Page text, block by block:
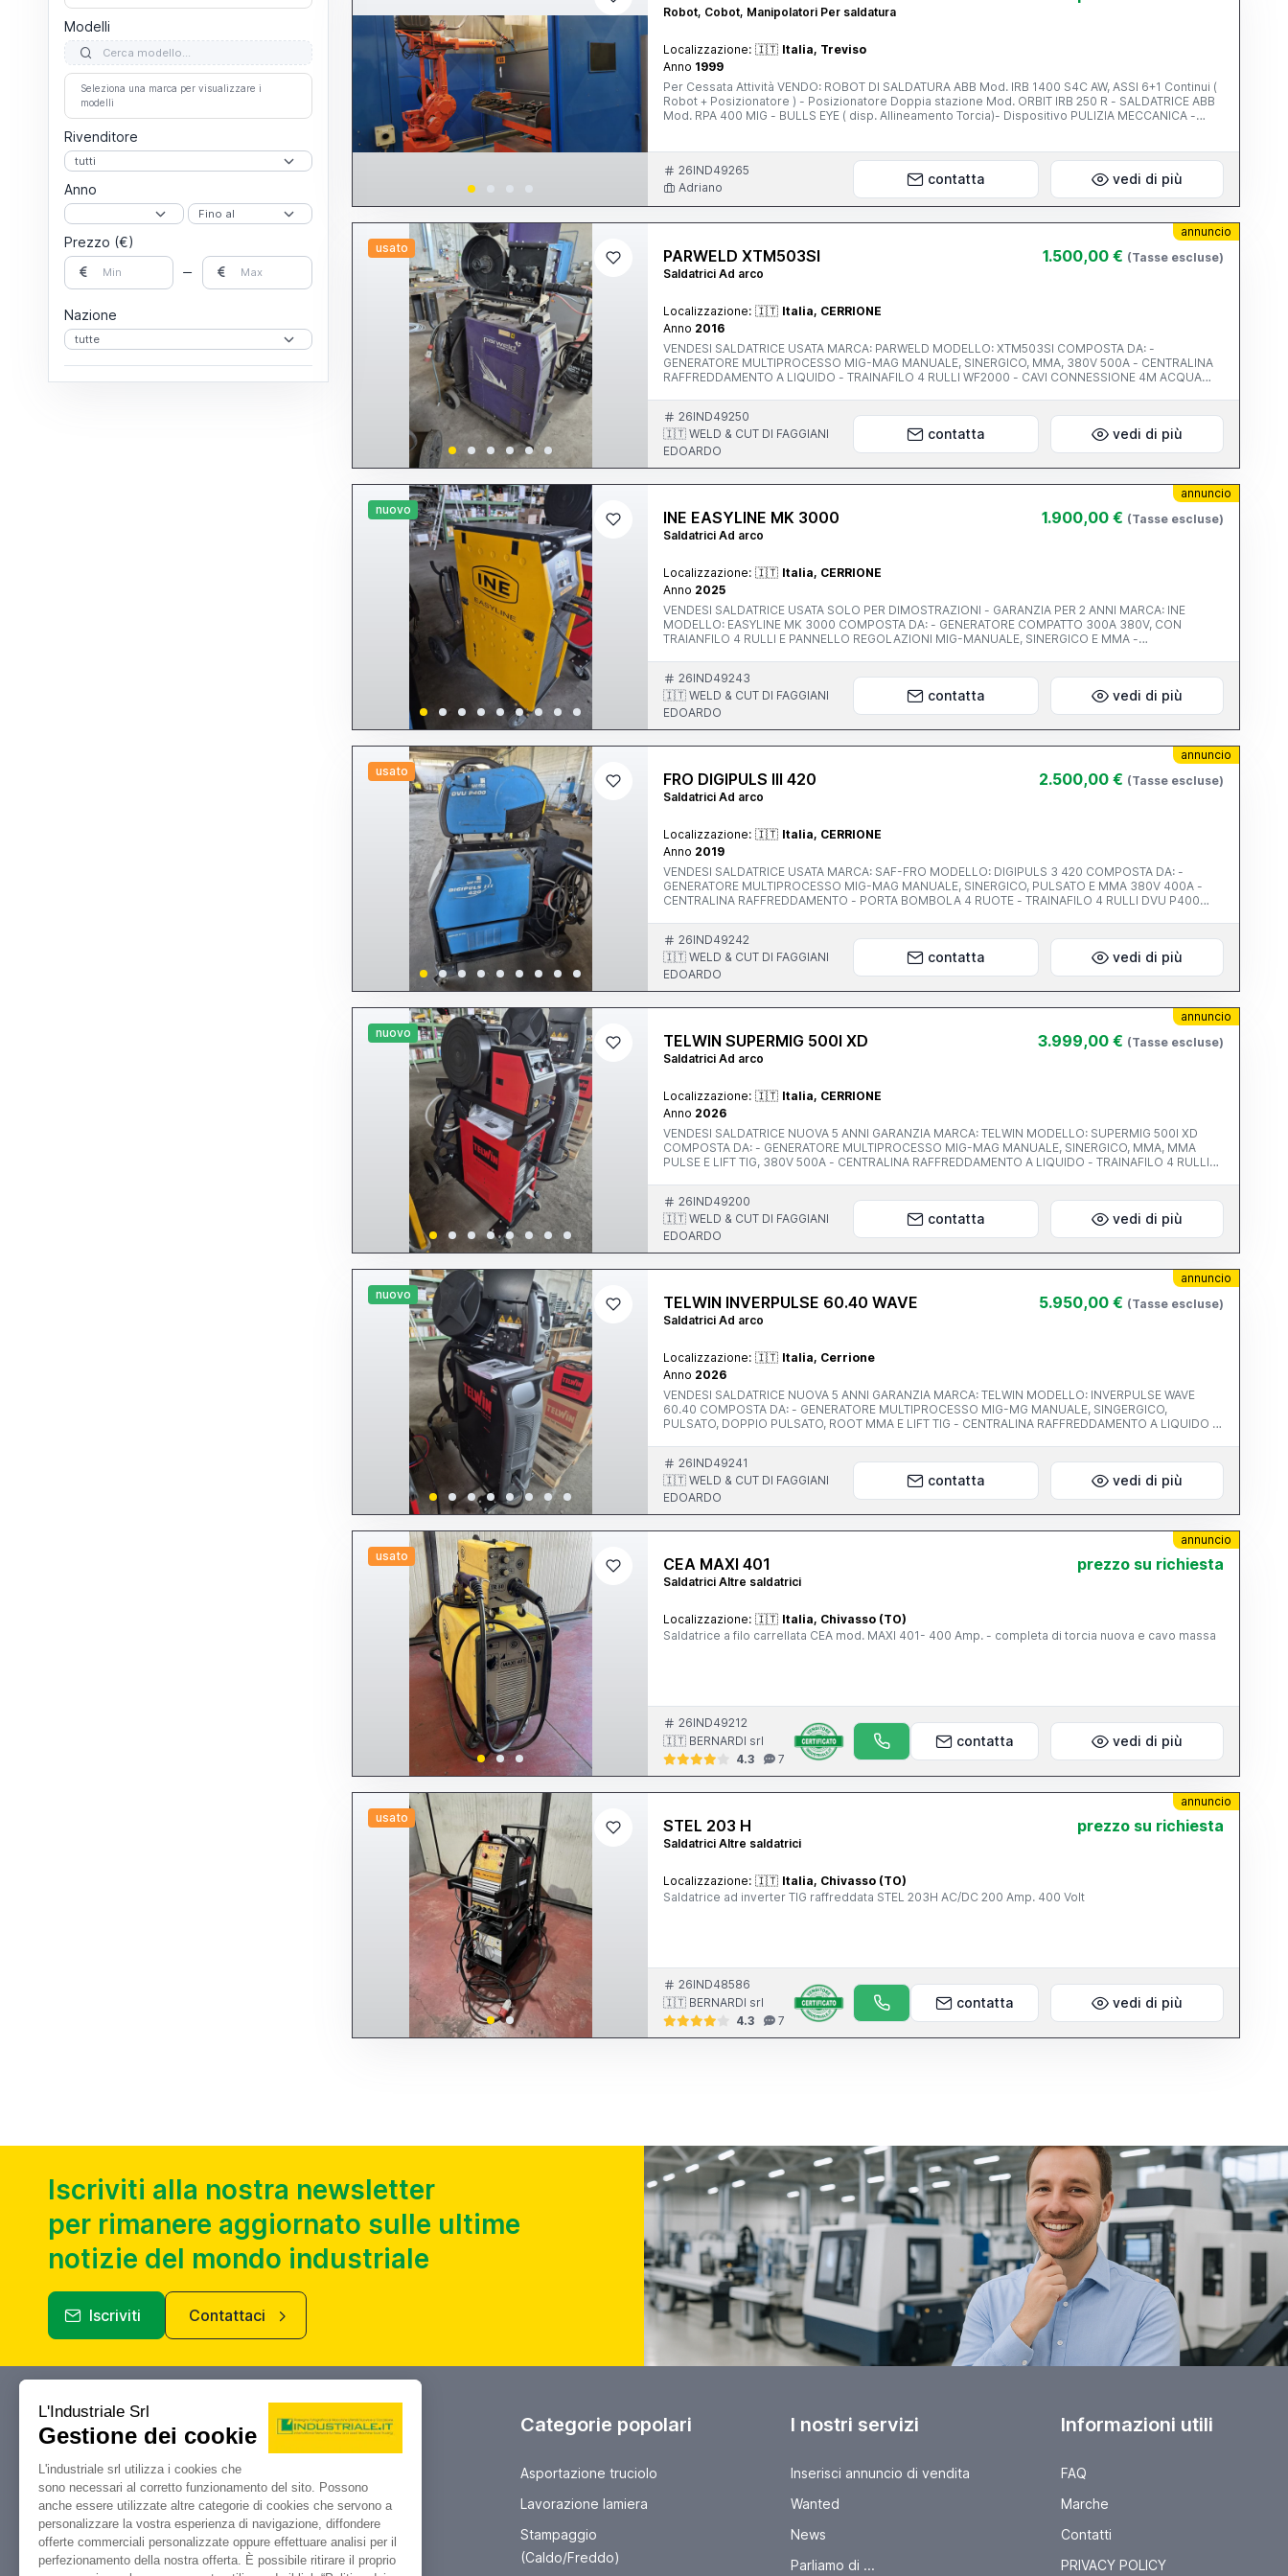
Modelli
Seleziona una marca per visualizzare i
modelli
Rivenditore
Anno
Prezzo (€)
Nazione
Robot, Cobot, Manipolatori Per saldatura
Localizzazione: 🇮🇹 Italia, Treviso
Anno 1999
Per Cessata Attività VENDO: ROBOT DI SALDATURA ABB Mod. IRB 1400 S4C AW, ASSI 6+1 Continui (
Robot + Posizionatore ) - Posizionatore Doppia stazione Mod. ORBIT IRB 250 R - SALDATRICE ABB
Mod. RPA 400 MIG - BULLS EYE ( disp. Allineamento Torcia)- Dispositivo PULIZIA MECCANICA -
26IND49265
Adriano
contatta vedi di più
usato
annuncio
PARWELD XTM503SI
Saldatrici Ad arco
1.500,00 € (Tasse escluse)
Localizzazione: 🇮🇹 Italia, CERRIONE
Anno 2016
VENDESI SALDATRICE USATA MARCA: PARWELD MODELLO: XTM503SI COMPOSTA DA: -
GENERATORE MULTIPROCESSO MIG-MAG MANUALE, SINERGICO, MMA, 380V 500A - CENTRALINA
RAFFREDDAMENTO A LIQUIDO - TRAINAFILO 4 RULLI WF2000 - CAVI CONNESSIONE 4M ACQUA
26IND49250
🇮🇹 WELD & CUT DI FAGGIANI
EDOARDO
contatta vedi di più
nuovo
annuncio
INE EASYLINE MK 3000
Saldatrici Ad arco
1.900,00 € (Tasse escluse)
Localizzazione: 🇮🇹 Italia, CERRIONE
Anno 2025
VENDESI SALDATRICE USATA SOLO PER DIMOSTRAZIONI - GARANZIA PER 2 ANNI MARCA: INE
MODELLO: EASYLINE MK 3000 COMPOSTA DA: - GENERATORE COMPATTO 300A 380V, CON
TRAIANFILO 4 RULLI E PANNELLO REGOLAZIONI MIG-MANUALE, SINERGICO E MMA -
26IND49243
🇮🇹 WELD & CUT DI FAGGIANI
EDOARDO
contatta vedi di più
usato
annuncio
FRO DIGIPULS III 420
Saldatrici Ad arco
2.500,00 € (Tasse escluse)
Localizzazione: 🇮🇹 Italia, CERRIONE
Anno 2019
VENDESI SALDATRICE USATA MARCA: SAF-FRO MODELLO: DIGIPULS 3 420 COMPOSTA DA: -
GENERATORE MULTIPROCESSO MIG-MAG MANUALE, SINERGICO, PULSATO E MMA 380V 400A -
CENTRALINA RAFFREDDAMENTO - PORTA BOMBOLA 4 RUOTE - TRAINAFILO 4 RULLI DVU P400
26IND49242
🇮🇹 WELD & CUT DI FAGGIANI
EDOARDO
contatta vedi di più
nuovo
annuncio
TELWIN SUPERMIG 500I XD
Saldatrici Ad arco
3.999,00 € (Tasse escluse)
Localizzazione: 🇮🇹 Italia, CERRIONE
Anno 2026
VENDESI SALDATRICE NUOVA 5 ANNI GARANZIA MARCA: TELWIN MODELLO: SUPERMIG 500I XD
COMPOSTA DA: - GENERATORE MULTIPROCESSO MIG-MAG MANUALE, SINERGICO, MMA, MMA
PULSE E LIFT TIG, 380V 500A - CENTRALINA RAFFREDDAMENTO A LIQUIDO - TRAINAFILO 4 RULLI
26IND49200
🇮🇹 WELD & CUT DI FAGGIANI
EDOARDO
contatta vedi di più
nuovo
annuncio
TELWIN INVERPULSE 60.40 WAVE
Saldatrici Ad arco
5.950,00 € (Tasse escluse)
Localizzazione: 🇮🇹 Italia, Cerrione
Anno 2026
VENDESI SALDATRICE NUOVA 5 ANNI GARANZIA MARCA: TELWIN MODELLO: INVERPULSE WAVE
60.40 COMPOSTA DA: - GENERATORE MULTIPROCESSO MIG-MG MANUALE, SINGERGICO,
PULSATO, DOPPIO PULSATO, ROOT MMA E LIFT TIG - CENTRALINA RAFFREDDAMENTO A LIQUIDO -
4M D.70 - RIDUTTORE CON OROLOGI HARRIS
26IND49241
🇮🇹 WELD & CUT DI FAGGIANI
EDOARDO
contatta vedi di più
usato
annuncio
CEA MAXI 401
Saldatrici Altre saldatrici
prezzo su richiesta
Localizzazione: 🇮🇹 Italia, Chivasso (TO)
Saldatrice a filo carrellata CEA mod. MAXI 401- 400 Amp. - completa di torcia nuova e cavo massa
26IND49212
🇮🇹 BERNARDI srl
4.3
7
contatta vedi di più
usato
annuncio
STEL 203 H
Saldatrici Altre saldatrici
prezzo su richiesta
Localizzazione: 🇮🇹 Italia, Chivasso (TO)
Saldatrice ad inverter TIG raffreddata STEL 203H AC/DC 200 Amp. 400 Volt
26IND48586
🇮🇹 BERNARDI srl
4.3
7
contatta vedi di più
Iscriviti alla nostra newsletter
per rimanere aggiornato sulle ultime
notizie del mondo industriale
Iscriviti Contattaci
Industriale.it
Il tuo portale di riferimento per
compravendita, aste e liquidazioni di
macchine utensili e macchinari
industriali.
Categorie popolari
Asportazione truciolo
Lavorazione lamiera
Stampaggio
(Caldo/Freddo)
I nostri servizi
Inserisci annuncio di vendita
Wanted
News
Parliamo di ...
Informazioni utili
FAQ
Marche
Contatti
PRIVACY POLICY